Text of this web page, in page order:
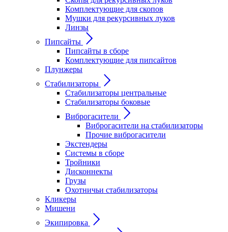
Комплектующие для скопов
Мушки для рекурсивных луков
Линзы
Пипсайты
Пипсайты в сборе
Комплектующие для пипсайтов
Плунжеры
Стабилизаторы
Стабилизаторы центральные
Стабилизаторы боковые
Виброгасители
Виброгасители на стабилизаторы
Прочие виброгасители
Экстендеры
Системы в сборе
Тройники
Дисконнекты
Грузы
Охотничьи стабилизаторы
Кликеры
Мишени
Экипировка